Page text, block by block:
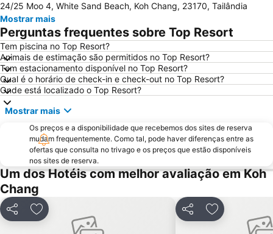
24/25 Moo 4, White Sand Beach, Koh Chang, 23170, Tailândia
Mostrar mais
Perguntas frequentes sobre Top Resort
Tem piscina no Top Resort?
Animais de estimação são permitidos no Top Resort?
Tem estacionamento disponível no Top Resort?
Qual é o horário de check-in e check-out no Top Resort?
Onde está localizado o Top Resort?
Mostrar mais
Os preços e a disponibilidade que recebemos dos sites de reserva
mudam frequentemente. Como tal, pode haver diferenças entre as
ofertas que consulta no trivago e os preços que estão disponíveis
nos sites de reserva.
Um dos Hotéis com melhor avaliação em Koh
Chang
PartilharAdicionar aos favoritos PartilharAdicionar